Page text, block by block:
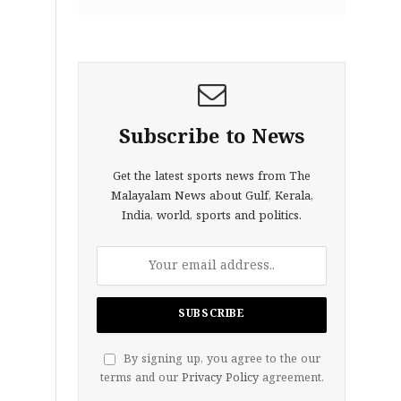
Subscribe to News
Get the latest sports news from The
Malayalam News about Gulf, Kerala,
India, world, sports and politics.
By signing up, you agree to the our
terms and our Privacy Policyagreement.